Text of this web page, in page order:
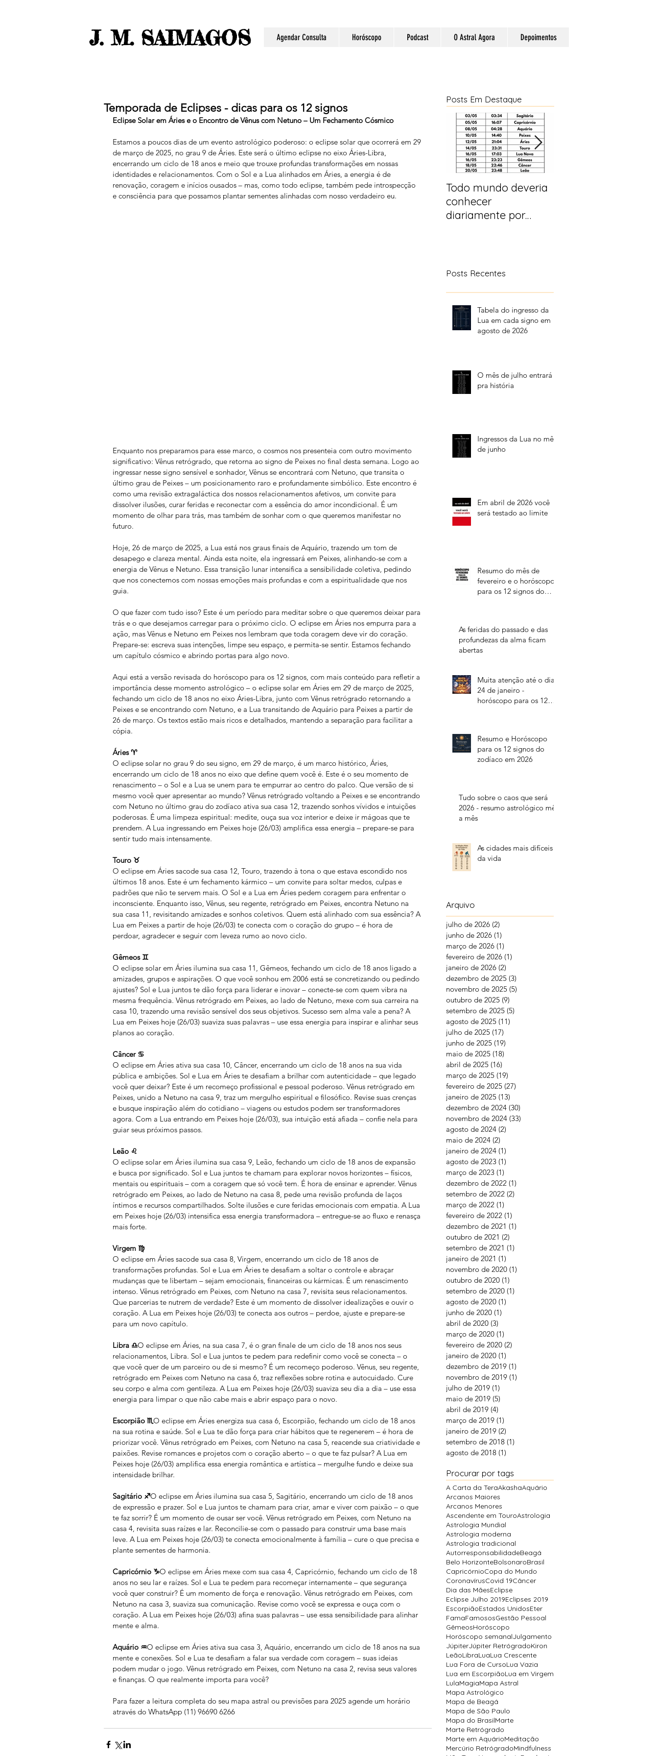
J. M. SAIMAGOS Agendar Consulta Horóscopo Podcast O Astral Agora Depoimentos
Temporada de Eclipses - dicas para os 12 signos
Eclipse Solar em Áries e o Encontro de Vênus com Netuno – Um Fechamento Cósmico
Estamos a poucos dias de um evento astrológico poderoso: o eclipse solar que ocorrerá em 29
de março de 2025, no grau 9 de Áries. Este será o último eclipse no eixo Áries-Libra,
encerrando um ciclo de 18 anos e meio que trouxe profundas transformações em nossas
identidades e relacionamentos. Com o Sol e a Lua alinhados em Áries, a energia é de
renovação, coragem e inícios ousados – mas, como todo eclipse, também pede introspecção
e consciência para que possamos plantar sementes alinhadas com nosso verdadeiro eu.
Enquanto nos preparamos para esse marco, o cosmos nos presenteia com outro movimento
significativo: Vênus retrógrado, que retorna ao signo de Peixes no final desta semana. Logo ao
ingressar nesse signo sensível e sonhador, Vênus se encontrará com Netuno, que transita o
último grau de Peixes – um posicionamento raro e profundamente simbólico. Este encontro é
como uma revisão extragaláctica dos nossos relacionamentos afetivos, um convite para
dissolver ilusões, curar feridas e reconectar com a essência do amor incondicional. É um
momento de olhar para trás, mas também de sonhar com o que queremos manifestar no
futuro.
Hoje, 26 de março de 2025, a Lua está nos graus finais de Aquário, trazendo um tom de
desapego e clareza mental. Ainda esta noite, ela ingressará em Peixes, alinhando-se com a
energia de Vênus e Netuno. Essa transição lunar intensifica a sensibilidade coletiva, pedindo
que nos conectemos com nossas emoções mais profundas e com a espiritualidade que nos
guia.
O que fazer com tudo isso? Este é um período para meditar sobre o que queremos deixar para
trás e o que desejamos carregar para o próximo ciclo. O eclipse em Áries nos empurra para a
ação, mas Vênus e Netuno em Peixes nos lembram que toda coragem deve vir do coração.
Prepare-se: escreva suas intenções, limpe seu espaço, e permita-se sentir. Estamos fechando
um capítulo cósmico e abrindo portas para algo novo.
Aqui está a versão revisada do horóscopo para os 12 signos, com mais conteúdo para refletir a
importância desse momento astrológico – o eclipse solar em Áries em 29 de março de 2025,
fechando um ciclo de 18 anos no eixo Áries-Libra, junto com Vênus retrógrado retornando a
Peixes e se encontrando com Netuno, e a Lua transitando de Aquário para Peixes a partir de
26 de março. Os textos estão mais ricos e detalhados, mantendo a separação para facilitar a
cópia.
Áries ♈
O eclipse solar no grau 9 do seu signo, em 29 de março, é um marco histórico, Áries,
encerrando um ciclo de 18 anos no eixo que define quem você é. Este é o seu momento de
renascimento – o Sol e a Lua se unem para te empurrar ao centro do palco. Que versão de si
mesmo você quer apresentar ao mundo? Vênus retrógrado voltando a Peixes e se encontrando
com Netuno no último grau do zodíaco ativa sua casa 12, trazendo sonhos vívidos e intuições
poderosas. É uma limpeza espiritual: medite, ouça sua voz interior e deixe ir mágoas que te
prendem. A Lua ingressando em Peixes hoje (26/03) amplifica essa energia – prepare-se para
sentir tudo mais intensamente.
Touro ♉
O eclipse em Áries sacode sua casa 12, Touro, trazendo à tona o que estava escondido nos
últimos 18 anos. Este é um fechamento kármico – um convite para soltar medos, culpas e
padrões que não te servem mais. O Sol e a Lua em Áries pedem coragem para enfrentar o
inconsciente. Enquanto isso, Vênus, seu regente, retrógrado em Peixes, encontra Netuno na
sua casa 11, revisitando amizades e sonhos coletivos. Quem está alinhado com sua essência? A
Lua em Peixes a partir de hoje (26/03) te conecta com o coração do grupo – é hora de
perdoar, agradecer e seguir com leveza rumo ao novo ciclo.
Gêmeos ♊
O eclipse solar em Áries ilumina sua casa 11, Gêmeos, fechando um ciclo de 18 anos ligado a
amizades, grupos e aspirações. O que você sonhou em 2006 está se concretizando ou pedindo
ajustes? Sol e Lua juntos te dão força para liderar e inovar – conecte-se com quem vibra na
mesma frequência. Vênus retrógrado em Peixes, ao lado de Netuno, mexe com sua carreira na
casa 10, trazendo uma revisão sensível dos seus objetivos. Sucesso sem alma vale a pena? A
Lua em Peixes hoje (26/03) suaviza suas palavras – use essa energia para inspirar e alinhar seus
planos ao coração.
Câncer ♋
O eclipse em Áries ativa sua casa 10, Câncer, encerrando um ciclo de 18 anos na sua vida
pública e ambições. Sol e Lua em Áries te desafiam a brilhar com autenticidade – que legado
você quer deixar? Este é um recomeço profissional e pessoal poderoso. Vênus retrógrado em
Peixes, unido a Netuno na casa 9, traz um mergulho espiritual e filosófico. Revise suas crenças
e busque inspiração além do cotidiano – viagens ou estudos podem ser transformadores
agora. Com a Lua entrando em Peixes hoje (26/03), sua intuição está afiada – confie nela para
guiar seus próximos passos.
Leão ♌
O eclipse solar em Áries ilumina sua casa 9, Leão, fechando um ciclo de 18 anos de expansão
e busca por significado. Sol e Lua juntos te chamam para explorar novos horizontes – físicos,
mentais ou espirituais – com a coragem que só você tem. É hora de ensinar e aprender. Vênus
retrógrado em Peixes, ao lado de Netuno na casa 8, pede uma revisão profunda de laços
íntimos e recursos compartilhados. Solte ilusões e cure feridas emocionais com empatia. A Lua
em Peixes hoje (26/03) intensifica essa energia transformadora – entregue-se ao fluxo e renasça
mais forte.
Virgem ♍
O eclipse em Áries sacode sua casa 8, Virgem, encerrando um ciclo de 18 anos de
transformações profundas. Sol e Lua em Áries te desafiam a soltar o controle e abraçar
mudanças que te libertam – sejam emocionais, financeiras ou kármicas. É um renascimento
intenso. Vênus retrógrado em Peixes, com Netuno na casa 7, revisita seus relacionamentos.
Que parcerias te nutrem de verdade? Este é um momento de dissolver idealizações e ouvir o
coração. A Lua em Peixes hoje (26/03) te conecta aos outros – perdoe, ajuste e prepare-se
para um novo capítulo.
Libra ♎O eclipse em Áries, na sua casa 7, é o gran finale de um ciclo de 18 anos nos seus
relacionamentos, Libra. Sol e Lua juntos te pedem para redefinir como você se conecta – o
que você quer de um parceiro ou de si mesmo? É um recomeço poderoso. Vênus, seu regente,
retrógrado em Peixes com Netuno na casa 6, traz reflexões sobre rotina e autocuidado. Cure
seu corpo e alma com gentileza. A Lua em Peixes hoje (26/03) suaviza seu dia a dia – use essa
energia para limpar o que não cabe mais e abrir espaço para o novo.
Escorpião ♏O eclipse em Áries energiza sua casa 6, Escorpião, fechando um ciclo de 18 anos
na sua rotina e saúde. Sol e Lua te dão força para criar hábitos que te regenerem – é hora de
priorizar você. Vênus retrógrado em Peixes, com Netuno na casa 5, reacende sua criatividade e
paixões. Revise romances e projetos com o coração aberto – o que te faz pulsar? A Lua em
Peixes hoje (26/03) amplifica essa energia romântica e artística – mergulhe fundo e deixe sua
intensidade brilhar.
Sagitário ♐O eclipse em Áries ilumina sua casa 5, Sagitário, encerrando um ciclo de 18 anos
de expressão e prazer. Sol e Lua juntos te chamam para criar, amar e viver com paixão – o que
te faz sorrir? É um momento de ousar ser você. Vênus retrógrado em Peixes, com Netuno na
casa 4, revisita suas raízes e lar. Reconcilie-se com o passado para construir uma base mais
leve. A Lua em Peixes hoje (26/03) te conecta emocionalmente à família – cure o que precisa e
plante sementes de harmonia.
Capricórnio ♑O eclipse em Áries mexe com sua casa 4, Capricórnio, fechando um ciclo de 18
anos no seu lar e raízes. Sol e Lua te pedem para recomeçar internamente – que segurança
você quer construir? É um momento de força e renovação. Vênus retrógrado em Peixes, com
Netuno na casa 3, suaviza sua comunicação. Revise como você se expressa e ouça com o
coração. A Lua em Peixes hoje (26/03) afina suas palavras – use essa sensibilidade para alinhar
mente e alma.
Aquário ♒O eclipse em Áries ativa sua casa 3, Aquário, encerrando um ciclo de 18 anos na sua
mente e conexões. Sol e Lua te desafiam a falar sua verdade com coragem – suas ideias
podem mudar o jogo. Vênus retrógrado em Peixes, com Netuno na casa 2, revisa seus valores
e finanças. O que realmente importa para você?
Para fazer a leitura completa do seu mapa astral ou previsões para 2025 agende um horário
através do WhatsApp (11) 96690 6266
Posts Em Destaque
Todo mundo deveria
conhecer
diariamente por
Posts Recentes
Tabela do ingresso da
Lua em cada signo em
agosto de 2026
O mês de julho entrará
pra história
Ingressos da Lua no mês
de junho
Em abril de 2026 você
será testado ao limite
Resumo do mês de
fevereiro e o horóscopo
para os 12 signos do
As feridas do passado e das
profundezas da alma ficam
abertas
Muita atenção até o dia
24 de janeiro -
horóscopo para os 12
Resumo e Horóscopo
para os 12 signos do
zodíaco em 2026
Tudo sobre o caos que será
2026 - resumo astrológico mês
a mês
As cidades mais difíceis
da vida
Arquivo
julho de 2026 (2)
junho de 2026 (1)
março de 2026 (1)
fevereiro de 2026 (1)
janeiro de 2026 (2)
dezembro de 2025 (3)
novembro de 2025 (5)
outubro de 2025 (9)
setembro de 2025 (5)
agosto de 2025 (11)
julho de 2025 (17)
junho de 2025 (19)
maio de 2025 (18)
abril de 2025 (16)
março de 2025 (19)
fevereiro de 2025 (27)
janeiro de 2025 (13)
dezembro de 2024 (30)
novembro de 2024 (33)
agosto de 2024 (2)
maio de 2024 (2)
janeiro de 2024 (1)
agosto de 2023 (1)
março de 2023 (1)
dezembro de 2022 (1)
setembro de 2022 (2)
março de 2022 (1)
fevereiro de 2022 (1)
dezembro de 2021 (1)
outubro de 2021 (2)
setembro de 2021 (1)
janeiro de 2021 (1)
novembro de 2020 (1)
outubro de 2020 (1)
setembro de 2020 (1)
agosto de 2020 (1)
junho de 2020 (1)
abril de 2020 (3)
março de 2020 (1)
fevereiro de 2020 (2)
janeiro de 2020 (1)
dezembro de 2019 (1)
novembro de 2019 (1)
julho de 2019 (1)
maio de 2019 (5)
abril de 2019 (4)
março de 2019 (1)
janeiro de 2019 (2)
setembro de 2018 (1)
agosto de 2018 (1)
Procurar por tags
A Carta da TeraAkashaAquário
Arcanos Maiores
Arcanos Menores
Ascendente em TouroAstrologia
Astrologia Mundial
Astrologia moderna
Astrologia tradicional
AutorresponsabilidadeBeagá
Belo HorizonteBolsonaroBrasil
CapricórnioCopa do Mundo
CoronavírusCovid 19Câncer
Dia das MãesEclipse
Eclipse Julho 2019Eclipses 2019
EscorpiãoEstados UnidosEter
FamaFamososGestão Pessoal
GêmeosHoróscopo
Horóscopo semanalJulgamento
JúpiterJúpiter RetrógradoKiron
LeãoLibraLuaLua Crescente
Lua Fora de CursoLua Vazia
Lua em EscorpiãoLua em Virgem
LulaMagiaMapa Astral
Mapa Astrológico
Mapa de Beagá
Mapa de São Paulo
Mapa do BrasilMarte
Marte Retrógrado
Marte em AquárioMeditação
Mercúrio RetrógradoMindfulness